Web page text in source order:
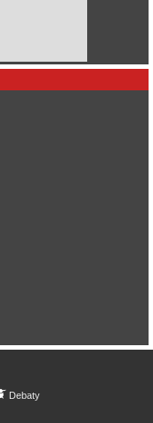
Debaty